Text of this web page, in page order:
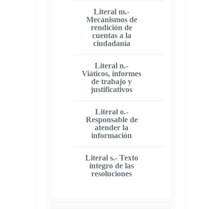
Literal m.-
Mecanismos de
rendición de
cuentas a la
ciudadanía
Literal n.-
Viáticos, informes
de trabajo y
justificativos
Literal o.-
Responsable de
atender la
información
Literal s.- Texto
íntegro de las
resoluciones